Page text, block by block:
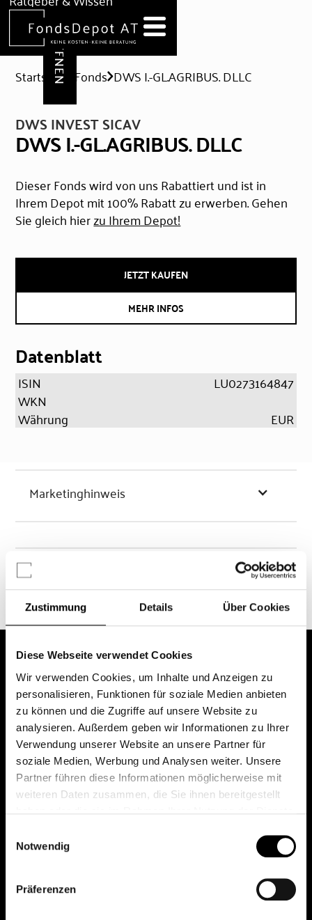
Zustimmung Details Über Cookies
Diese Webseite verwendet Cookies
Wir verwenden Cookies, um Inhalte und Anzeigen zu
personalisieren, Funktionen für soziale Medien anbieten
zu können und die Zugriffe auf unsere Website zu
analysieren. Außerdem geben wir Informationen zu Ihrer
Verwendung unserer Website an unsere Partner für
soziale Medien, Werbung und Analysen weiter. Unsere
Partner führen diese Informationen möglicherweise mit
weiteren Daten zusammen, die Sie ihnen bereitgestellt
Notwendig
Präferenzen
Hilfe & Formulare
DEPOT ERÖFFNEN
Startseite Fonds DWS I.-GL.AGRIBUS. DLLC
DWS INVEST SICAV
DWS I.-GL.AGRIBUS. DLLC
Dieser Fonds wird von uns Rabattiert und ist in
Ihrem Depot mit 100% Rabatt zu erwerben. Gehen
Sie gleich hierzu Ihrem Depot!
JETZT KAUFEN
MEHR INFOS
Datenblatt
ISIN
LU0273164847
WKN
Währung
EUR
Marketinghinweis
Chancen & Risiken
Das erste Depot in Österreich mit 0€ Kontoführung,
0€ Ausgabeaufschlag und 0€ Depotgebühren bei
knapp 2000 Fonds und 0€ Orderspesen.
All rights reserved.